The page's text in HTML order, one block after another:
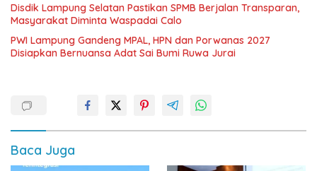
Disdik Lampung Selatan Pastikan SPMB Berjalan Transparan,
Masyarakat Diminta Waspadai Calo
PWI Lampung Gandeng MPAL, HPN dan Porwanas 2027
Disiapkan Bernuansa Adat Sai Bumi Ruwa Jurai
Baca Juga